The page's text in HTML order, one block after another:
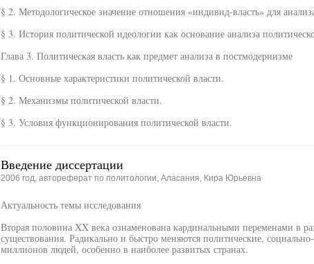
§ 2. Методологическое значение отношения «индивид-власть» для
§ 3. История политической идеологии как основание анализа
Глава 3. Политическая власть как предмет анализа в постмодернизме
§ 1. Основные характеристики политической власти.
§ 2. Механизмы политической власти.
§ 3. Условия функционирования политической власти.
Введение диссертации
2006 год, автореферат по политологии, Аласания, Кира Юрьевна
Актуальность темы исследования
Вторая половина XX века ознаменована кардинальными переменами в
существования. Радикально и быстро меняются политические,
миллионов людей, особенно в наиболее развитых странах.